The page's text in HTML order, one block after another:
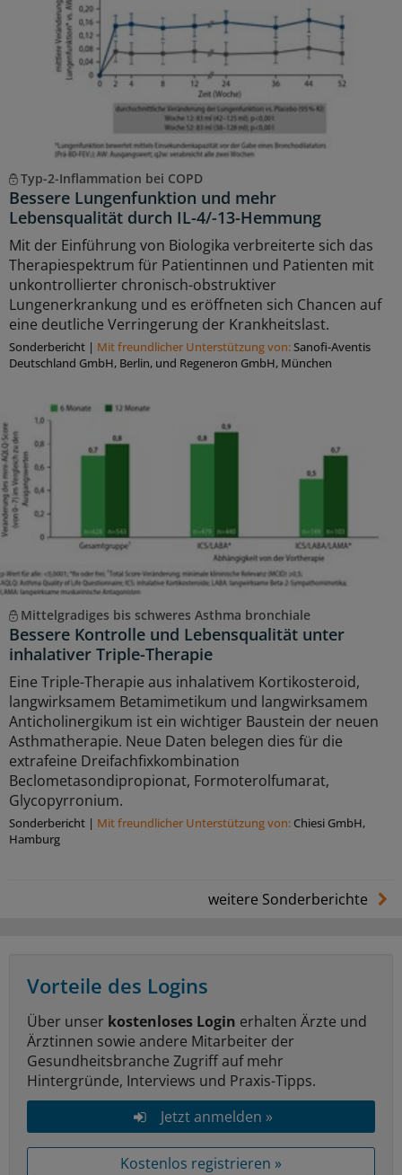
Typ-2-Inflammation bei COPD
Bessere Lungenfunktion und mehr
Lebensqualität durch IL-4/-13-Hemmung
Mit der Einführung von Biologika verbreiterte sich das
Therapiespektrum für Patientinnen und Patienten mit
unkontrollierter chronisch-obstruktiver
Lungenerkrankung und es eröffneten sich Chancen auf
eine deutliche Verringerung der Krankheitslast.
Sonderbericht | Mit freundlicher Unterstützung von:Sanoﬁ-Aventis
Deutschland GmbH, Berlin, und Regeneron GmbH, München
Mittelgradiges bis schweres Asthma bronchiale
Bessere Kontrolle und Lebensqualität unter
inhalativer Triple-Therapie
Eine Triple-Therapie aus inhalativem Kortikosteroid,
langwirksamem Betamimetikum und langwirksamem
Anticholinergikum ist ein wichtiger Baustein der neuen
Asthmatherapie. Neue Daten belegen dies für die
extrafeine Dreifachfixkombination
Beclometasondipropionat, Formoterolfumarat,
Glycopyrronium.
Sonderbericht | Mit freundlicher Unterstützung von: Chiesi GmbH,
Hamburg
weitere Sonderberichte
Vorteile des Logins
Über unser kostenloses Login erhalten Ärzte und
Ärztinnen sowie andere Mitarbeiter der
Gesundheitsbranche Zugriff auf mehr
Hintergründe, Interviews und Praxis-Tipps.
Jetzt anmelden »
Kostenlos registrieren »